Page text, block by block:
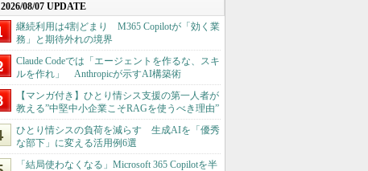
2026/08/07 UPDATE
継続利用は4割どまり M365 Copilotが「効く業
務」と期待外れの境界
Claude Codeでは「エージェントを作るな、スキ
ルを作れ」 Anthropicが示すAI構築術
【マンガ付き】ひとり情シス支援の第一人者が
教える”中堅中小企業こそRAGを使うべき理由”
ひとり情シスの負荷を減らす 生成AIを「優秀
な部下」に変える活用例6選
「結局使わなくなる」Microsoft 365 Copilotを半